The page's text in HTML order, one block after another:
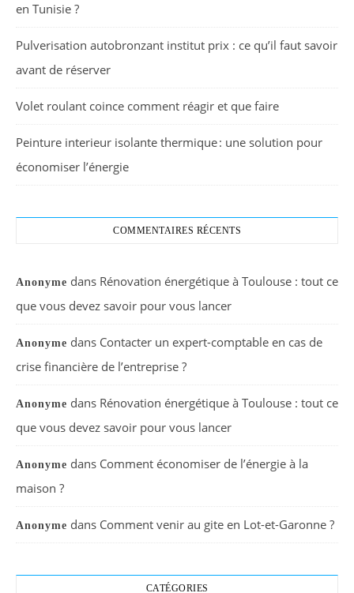
en Tunisie ?
Pulverisation autobronzant institut prix : ce qu’il faut savoir
avant de réserver
Volet roulant coince comment réagir et que faire
Peinture interieur isolante thermique : une solution pour
économiser l’énergie
COMMENTAIRES RÉCENTS
Anonyme dans Rénovation énergétique à Toulouse : tout ce
que vous devez savoir pour vous lancer
Anonyme dans Contacter un expert-comptable en cas de
crise financière de l’entreprise ?
Anonyme dans Rénovation énergétique à Toulouse : tout ce
que vous devez savoir pour vous lancer
Anonyme dans Comment économiser de l’énergie à la
maison ?
Anonyme dans Comment venir au gite en Lot-et-Garonne ?
CATÉGORIES